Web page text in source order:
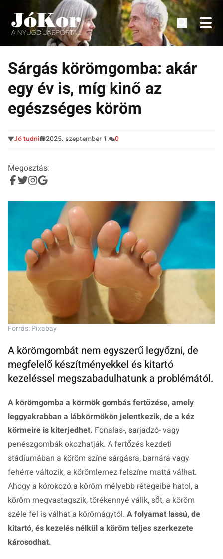
Tovább
tartalomra
Tudnivalók, érdekességek idősek számára.
Sárgás körömgomba: akár
egy év is, míg kinő az
egészséges köröm
Jó tudni 2025. szeptember 1. 0
Megosztás:
Forrás: Pixabay
A körömgombát nem egyszerű legyőzni, de
megfelelő készítményekkel és kitartó
kezeléssel megszabadulhatunk a problémától.
A körömgomba a körmök gombás fertőzése, amely
leggyakrabban a lábkörmökön jelentkezik, de a kéz
körmeire is kiterjedhet. Fonalas-, sarjadzó- vagy
penészgombák okozhatják. A fertőzés kezdeti
stádiumában a köröm színe sárgásra, barnára vagy
fehérre változik, a körömlemez felszíne mattá válhat.
Ahogy a kórokozó a köröm mélyebb rétegeibe hatol, a
köröm megvastagszik, törékennyé válik, sőt, a köröm
széle fel is válhat a körömágytól. A folyamat lassú, de
kitartó, és kezelés nélkül a köröm teljes szerkezete
károsodhat.